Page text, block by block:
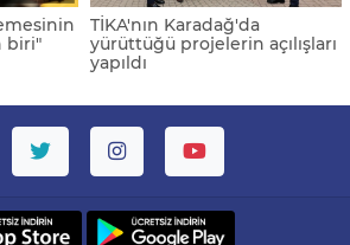
biri"
TİKA'nın Karadağ'da
yürüttüğü projelerin açılışları
yapıldı